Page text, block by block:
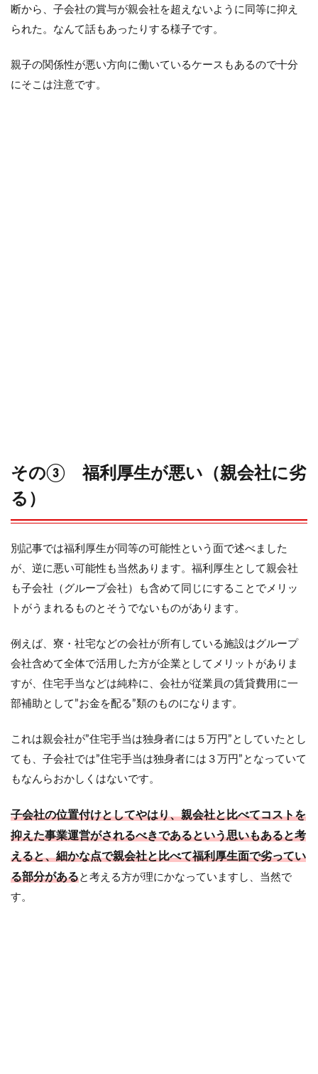
断から、子会社の賞与が親会社を超えないように同等に抑え
られた。なんて話もあったりする様子です。
親子の関係性が悪い方向に働いているケースもあるので十分
にそこは注意です。
その③ 福利厚生が悪い（親会社に劣
る）
別記事では福利厚生が同等の可能性という面で述べました
が、逆に悪い可能性も当然あります。福利厚生として親会社
も子会社（グループ会社）も含めて同じにすることでメリッ
トがうまれるものとそうでないものがあります。
例えば、寮・社宅などの会社が所有している施設はグループ
会社含めて全体で活用した方が企業としてメリットがありま
すが、住宅手当などは純粋に、会社が従業員の賃貸費用に一
部補助として”お金を配る”類のものになります。
これは親会社が”住宅手当は独身者には５万円”としていたとし
ても、子会社では”住宅手当は独身者には３万円”となっていて
もなんらおかしくはないです。
子会社の位置付けとしてやはり、親会社と比べてコストを
抑えた事業運営がされるべきであるという思いもあると考
えると、細かな点で親会社と比べて福利厚生面で劣ってい
る部分があると考える方が理にかなっていますし、当然で
す。